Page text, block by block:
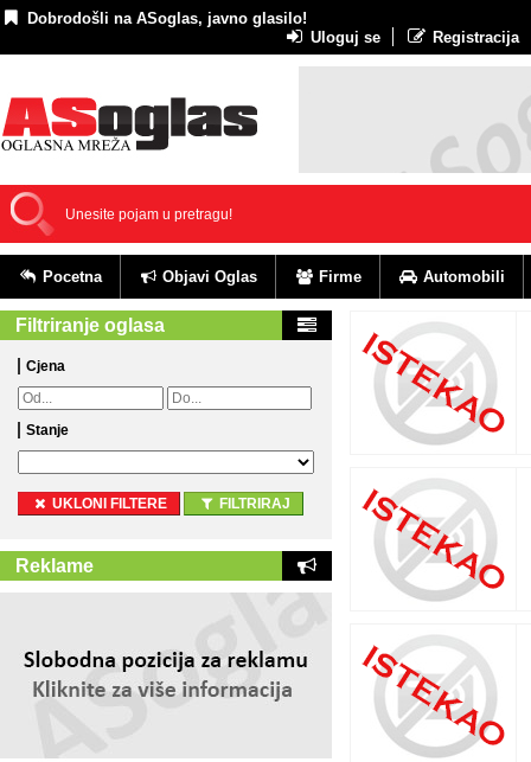
Dobrodošli na ASoglas, javno glasilo!
Uloguj se
Registracija
Pocetna Objavi Oglas Firme Automobili
Filtriranje oglasa
Cjena
Stanje
UKLONI FILTERE FILTRIRAJ
Reklame